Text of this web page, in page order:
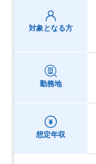
対象となる方
勤務地
想定年収